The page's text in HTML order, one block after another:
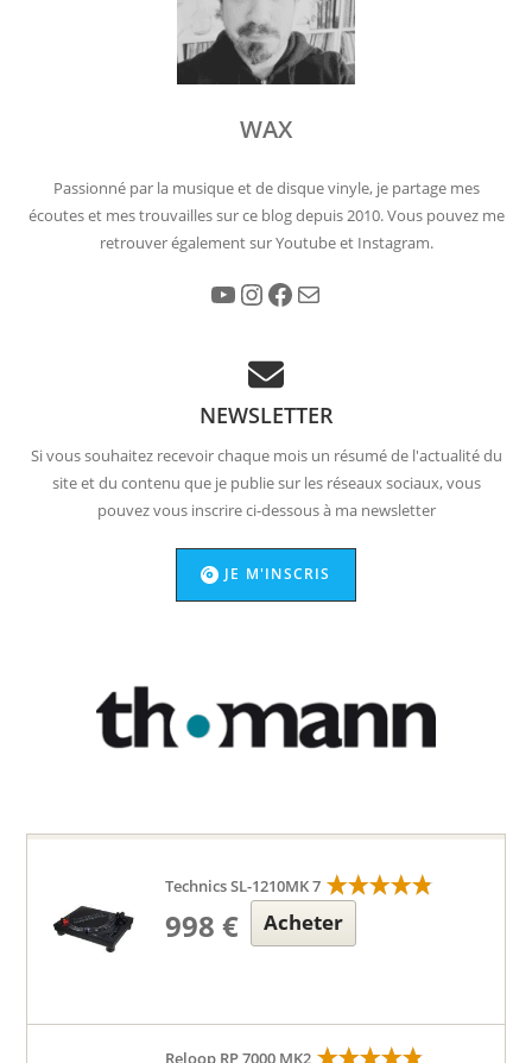
WAX
Passionné par la musique et de disque vinyle, je partage mes
écoutes et mes trouvailles sur ce blog depuis 2010. Vous pouvez me
retrouver également sur Youtube et Instagram.
YouTube Instagram Facebook
NEWSLETTER
Si vous souhaitez recevoir chaque mois un résumé de l'actualité du
site et du contenu que je publie sur les réseaux sociaux, vous
pouvez vous inscrire ci-dessous à ma newsletter
JE M'INSCRIS
Technics SL-1210MK 7
998 € Acheter
Reloop RP 7000 MK2